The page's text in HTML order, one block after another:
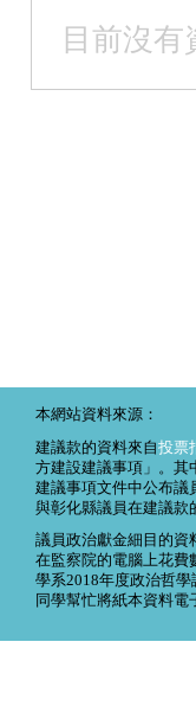
目前沒有
本網站資料來源：
建議款的資料來自投票
方建設建議事項」。其
建議事項文件中公布議
與彰化縣議員在建議款
議員政治獻金細目的資
在監察院的電腦上花費
學系2018年度政治哲
同學幫忙將紙本資料電